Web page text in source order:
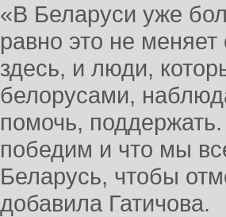
«В Беларуси уже
равно это не
здесь, и люди,
белорусами,
помочь,
победим и что мы
Беларусь, чтобы
добавила Гатичова.